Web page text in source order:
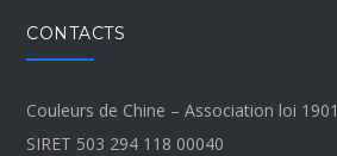
CONTACTS
Couleurs de Chine – Association loi 1901
SIRET 503 294 118 00040